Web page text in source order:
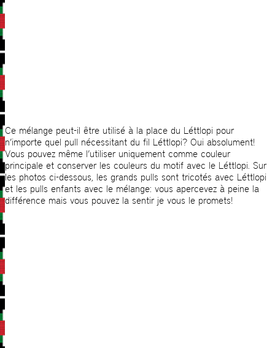
Ce mélange peut-il être utilisé à la place du Léttlopi pour
n’importe quel pull nécessitant du fil Léttlopi? Oui absolument!
Vous pouvez même l’utiliser uniquement comme couleur
principale et conserver les couleurs du motif avec le Léttlopi. Sur
les photos ci-dessous, les grands pulls sont tricotés avec Léttlopi
et les pulls enfants avec le mélange: vous apercevez à peine la
différence mais vous pouvez la sentir je vous le promets!